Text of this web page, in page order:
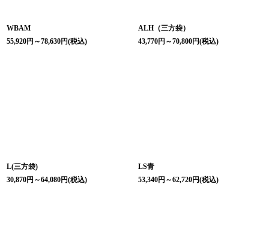
WBAM
55,920円 ～78,630円(税込)
ALH（三方袋）
43,770円 ～70,800円(税込)
L(三方袋)
30,870円 ～64,080円(税込)
LS青
53,340円 ～62,720円(税込)